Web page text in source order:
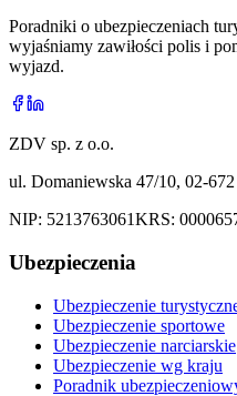
Poradniki o ubezpieczeniach
wyjaśniamy zawiłości polis i
wyjazd.
ZDV sp. z o.o.
ul. Domaniewska 47/10, 02-672
NIP: 5213763061KRS:
Ubezpieczenia
Ubezpieczenie
Ubezpieczenie sportowe
Ubezpieczenie narciarskie
Ubezpieczenie wg kraju
Poradnik